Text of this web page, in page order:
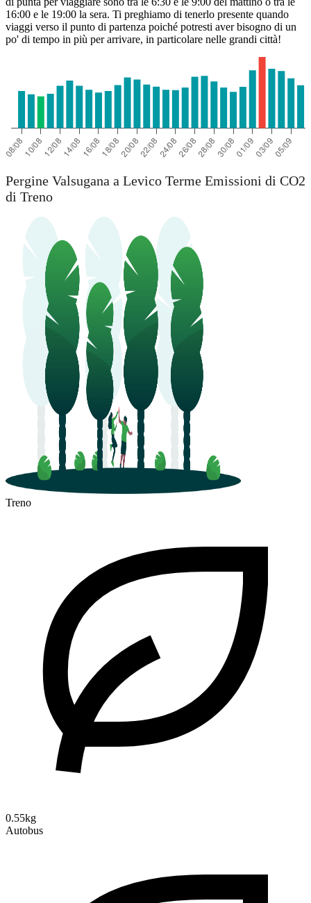
16:00 e le 19:00 la sera. Ti preghiamo di tenerlo presente quando
viaggi verso il punto di partenza poiché potresti aver bisogno di un
po' di tempo in più per arrivare, in particolare nelle grandi città!
Pergine Valsugana a Levico Terme Emissioni di CO2
di Treno
Treno
0.55kg
Autobus